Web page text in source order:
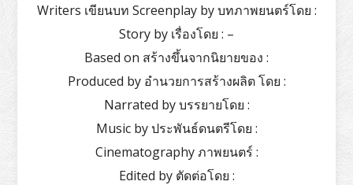
Writers เขียนบท Screenplay by บทภาพยนตร์โดย :
Story by เรื่องโดย : –
Based on สร้างขึ้นจากนิยายของ :
Produced by อำนวยการสร้างผลิต โดย :
Narrated by บรรยายโดย :
Music by ประพันธ์ดนตรีโดย :
Cinematography ภาพยนตร์ :
Edited by ตัดต่อโดย :